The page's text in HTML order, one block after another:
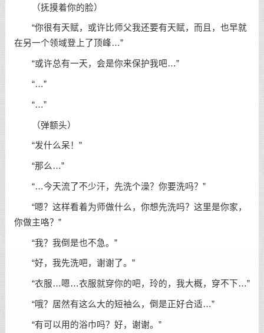
（抚摸着你的脸）
“你很有天赋，或许比师父我还要有天赋，而且，也早就
在另一个领域登上了顶峰…”
“或许总有一天，会是你来保护我吧…”
“…”
“…”
（弹额头）
“发什么呆！”
“那么…”
“…今天流了不少汗，先洗个澡？你要洗吗？”
“嗯？这样看着为师做什么，你想先洗吗？这里是你家，
你做主咯？”
“我？我倒是也不急。”
“好，我先洗吧，谢谢了。”
“衣服…嗯…衣服就穿你的吧，玲的，我大概，穿不下…”
“哦？居然有这么大的短袖么，倒是正好合适…”
“有可以用的浴巾吗？好，谢谢。”